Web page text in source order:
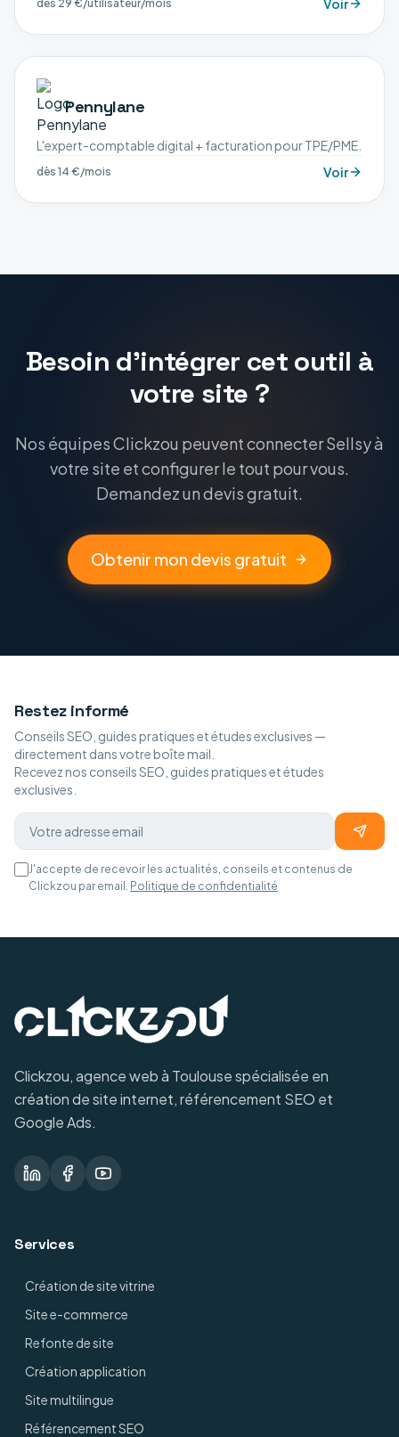
dès 29 €/utilisateur/mois Voir
Pennylane
L'expert-comptable digital + facturation pour TPE/PME.
dès 14 €/mois Voir
Besoin d'intégrer cet outil à
votre site ?
Nos équipes Clickzou peuvent connecter Sellsy à
votre site et configurer le tout pour vous.
Demandez un devis gratuit.
Obtenir mon devis gratuit
Restez informé
Conseils SEO, guides pratiques et études exclusives —
directement dans votre boîte mail.
Recevez nos conseils SEO, guides pratiques et études
exclusives.
J'accepte de recevoir les actualités, conseils et contenus de
Clickzou par email. Politique de confidentialité
Clickzou, agence web à Toulouse spécialisée en
création de site internet, référencement SEO et
Google Ads.
Services
Création de site vitrine
Site e-commerce
Refonte de site
Création application
Site multilingue
Référencement SEO